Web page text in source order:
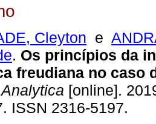
Cleyton e
. Os princípios da
freudiana no caso
Analytica [online].
ISSN 2316-5197.